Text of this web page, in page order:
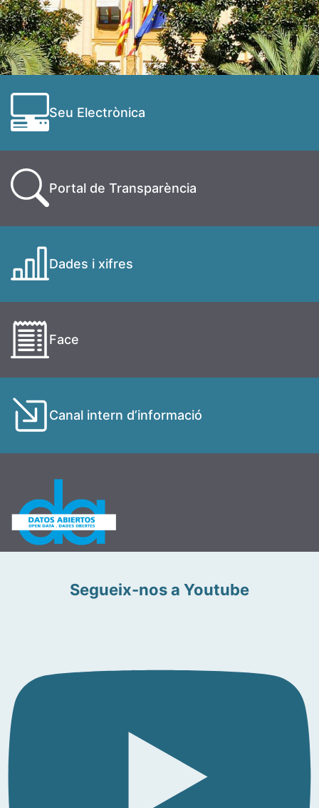
Seu Electrònica
Portal de Transparència
Dades i xifres
Face
Canal intern d’informació
Segueix-nos a Youtube